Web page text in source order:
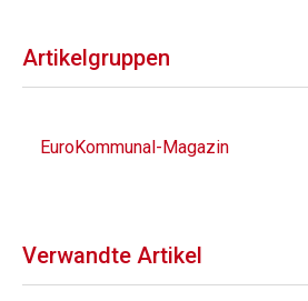
Artikelgruppen
EuroKommunal-Magazin
Verwandte Artikel